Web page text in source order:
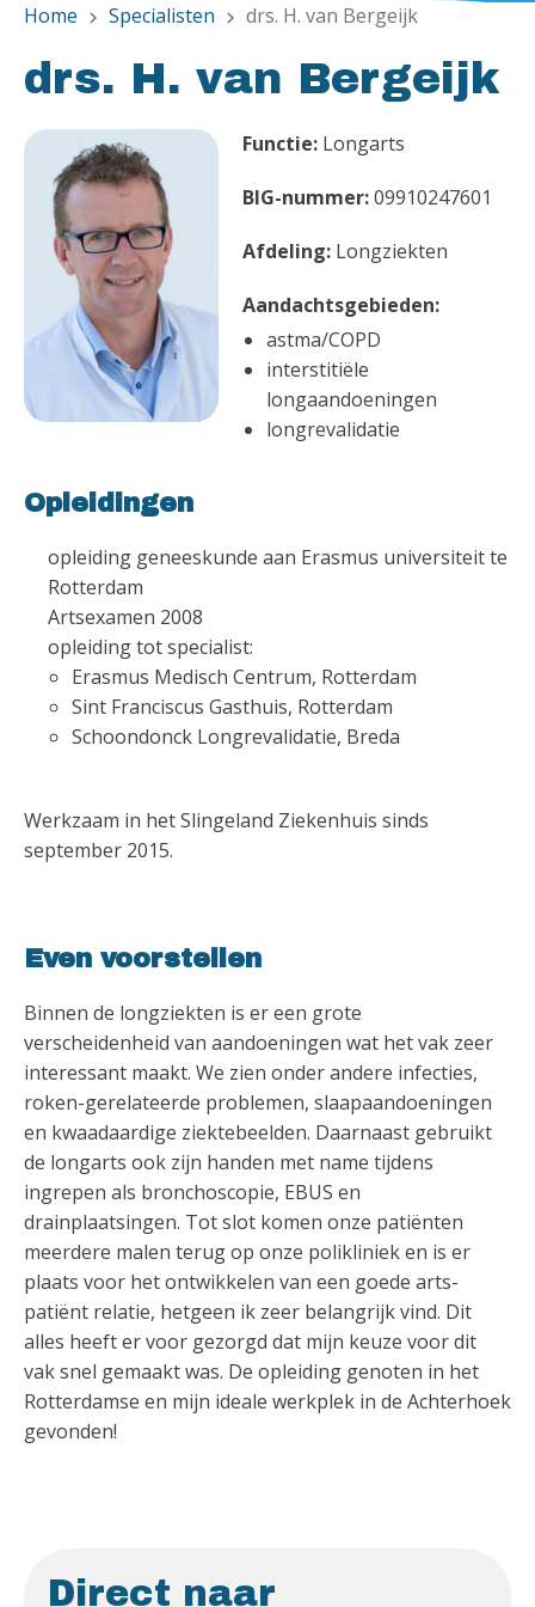
Home chevron_right Specialisten chevron_right drs. H. van Bergeijk
drs. H. van Bergeijk
Functie: Longarts
BIG-nummer:09910247601
Afdeling: Longziekten
Aandachtsgebieden:
astma/COPD
interstitiële
longaandoeningen
longrevalidatie
Opleidingen
opleiding geneeskunde aan Erasmus universiteit te
Rotterdam
Artsexamen 2008
opleiding tot specialist:
Erasmus Medisch Centrum, Rotterdam
Sint Franciscus Gasthuis, Rotterdam
Schoondonck Longrevalidatie, Breda
Werkzaam in het Slingeland Ziekenhuis sinds
september 2015.
Even voorstellen
Binnen de longziekten is er een grote
verscheidenheid van aandoeningen wat het vak zeer
interessant maakt. We zien onder andere infecties,
roken-gerelateerde problemen, slaapaandoeningen
en kwaadaardige ziektebeelden. Daarnaast gebruikt
de longarts ook zijn handen met name tijdens
ingrepen als bronchoscopie, EBUS en
drainplaatsingen. Tot slot komen onze patiënten
meerdere malen terug op onze polikliniek en is er
plaats voor het ontwikkelen van een goede arts-
patiënt relatie, hetgeen ik zeer belangrijk vind. Dit
alles heeft er voor gezorgd dat mijn keuze voor dit
vak snel gemaakt was. De opleiding genoten in het
Rotterdamse en mijn ideale werkplek in de Achterhoek
gevonden!
Direct naar